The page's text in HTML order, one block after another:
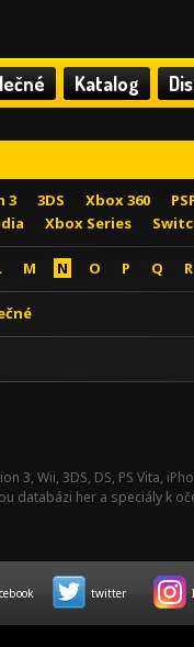
Katalog
3 3DS Xbox 360
Xbox Series
M N O P Q R
3, Wii, 3DS, DS, PS Vita,
databázi her a speciály k
twitter